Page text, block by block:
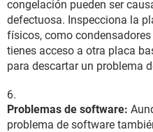
congelación pueden ser
defectuosa. Inspecciona la
físicos, como
tienes acceso a otra placa
para descartar un problema
Problemas de software:
problema de software